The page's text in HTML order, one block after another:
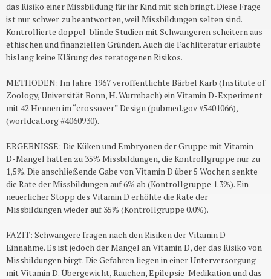
das Risiko einer Missbildung für ihr Kind mit sich bringt. Diese Frage
ist nur schwer zu beantworten, weil Missbildungen selten sind.
Kontrollierte doppel-blinde Studien mit Schwangeren scheitern aus
ethischen und finanziellen Gründen. Auch die Fachliteratur erlaubte
bislang keine Klärung des teratogenen Risikos.
METHODEN: Im Jahre 1967 veröffentlichte Bärbel Karb (Institute of
Zoology, Universität Bonn, H. Wurmbach) ein Vitamin D-Experiment
mit 42 Hennen im “crossover” Design (pubmed.gov #5401066),
(worldcat.org #4060930).
ERGEBNISSE: Die Küken und Embryonen der Gruppe mit Vitamin-
D-Mangel hatten zu 35% Missbildungen, die Kontrollgruppe nur zu
1,5%. Die anschließende Gabe von Vitamin D über 5 Wochen senkte
die Rate der Missbildungen auf 6% ab (Kontrollgruppe 1.3%). Ein
neuerlicher Stopp des Vitamin D erhöhte die Rate der
Missbildungen wieder auf 35% (Kontrollgruppe 0.0%).
FAZIT: Schwangere fragen nach den Risiken der Vitamin D-
Einnahme. Es ist jedoch der Mangel an Vitamin D, der das Risiko von
Missbildungen birgt. Die Gefahren liegen in einer Unterversorgung
mit Vitamin D. Übergewicht, Rauchen, Epilepsie-Medikation und das